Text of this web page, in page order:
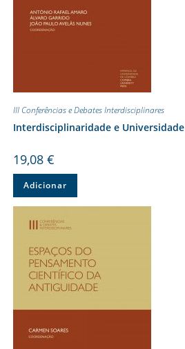
III Conferências e Debates Interdisciplinares
Interdisciplinaridade e Universidade
19,08 €
Adicionar